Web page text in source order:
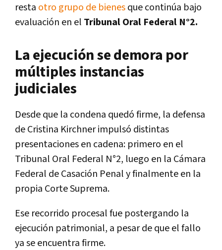
resta otro grupo de bienesque continúa bajo
evaluación en el Tribunal Oral Federal N°2.
La ejecución se demora por
múltiples instancias
judiciales
Desde que la condena quedó firme, la defensa
de Cristina Kirchner impulsó distintas
presentaciones en cadena: primero en el
Tribunal Oral Federal N°2, luego en la Cámara
Federal de Casación Penal y finalmente en la
propia Corte Suprema.
Ese recorrido procesal fue postergando la
ejecución patrimonial, a pesar de que el fallo
ya se encuentra firme.